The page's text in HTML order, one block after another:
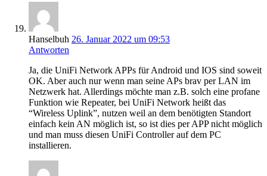
Hanselbuh 26. Januar 2022 um 09:53
Antworten
Ja, die UniFi Network APPs für Android und IOS sind soweit
OK. Aber auch nur wenn man seine APs brav per LAN im
Netzwerk hat. Allerdings möchte man z.B. solch eine profane
Funktion wie Repeater, bei UniFi Network heißt das
“Wireless Uplink”, nutzen weil an dem benötigten Standort
einfach kein AN möglich ist, so ist dies per APP nicht möglich
und man muss diesen UniFi Controller auf dem PC
installieren.